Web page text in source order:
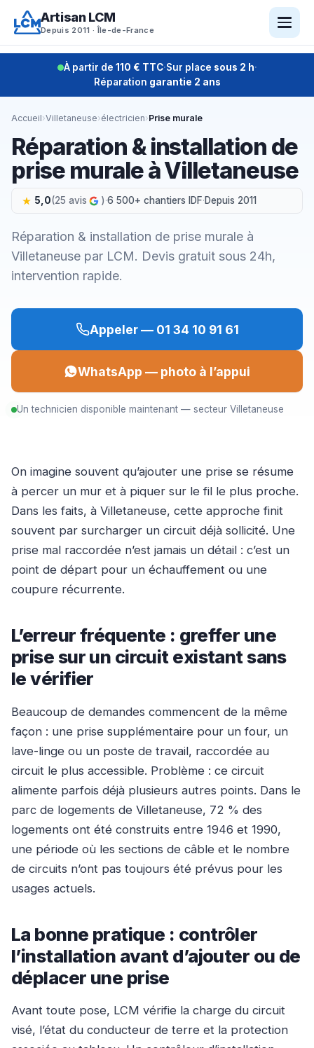
contenu
Artisan LCM
Depuis 2011 · Île-de-France
À partir de 110 € TTC·Sur place sous 2 h·
Réparation garantie 2 ans
Accueil›Villetaneuse›électricien›Prise murale
Réparation & installation de
prise murale à Villetaneuse
5,0(25 avis )·6 500+ chantiers IDF·Depuis 2011
Réparation & installation de prise murale à
Villetaneuse par LCM. Devis gratuit sous 24h,
intervention rapide.
Appeler — 01 34 10 91 61
WhatsApp — photo à l’appui
Un technicien disponible maintenant — secteur Villetaneuse
On imagine souvent qu’ajouter une prise se résume
à percer un mur et à piquer sur le fil le plus proche.
Dans les faits, à Villetaneuse, cette approche finit
souvent par surcharger un circuit déjà sollicité. Une
prise mal raccordée n’est jamais un détail : c’est un
point de départ pour un échauffement ou une
coupure récurrente.
L’erreur fréquente : greffer une
prise sur un circuit existant sans
le vérifier
Beaucoup de demandes commencent de la même
façon : une prise supplémentaire pour un four, un
lave-linge ou un poste de travail, raccordée au
circuit le plus accessible. Problème : ce circuit
alimente parfois déjà plusieurs autres points. Dans le
parc de logements de Villetaneuse, 72 % des
logements ont été construits entre 1946 et 1990,
une période où les sections de câble et le nombre
de circuits n’ont pas toujours été prévus pour les
usages actuels.
La bonne pratique : contrôler
l’installation avant d’ajouter ou de
déplacer une prise
Avant toute pose, LCM vérifie la charge du circuit
visé, l’état du conducteur de terre et la protection